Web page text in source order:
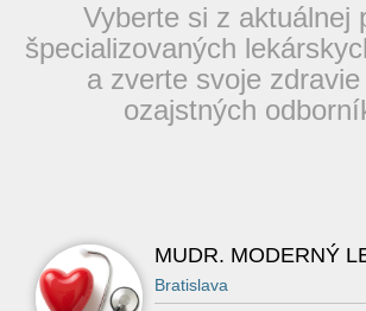
Vyberte si z aktuálnej
špecializovaných
a zverte svoje
ozajstných
MUDR. MODERNÝ
Bratislava